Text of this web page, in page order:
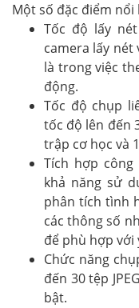
Một số đặc điểm nổi
Tốc độ lấy
camera lấy nét
là trong việc
động.
Tốc độ chụp
tốc độ lên đến
trập cơ học và
Tích hợp công
khả năng sử
phân tích tình
các thông số
để phù hợp với
Chức năng
đến 30 tệp
bật.